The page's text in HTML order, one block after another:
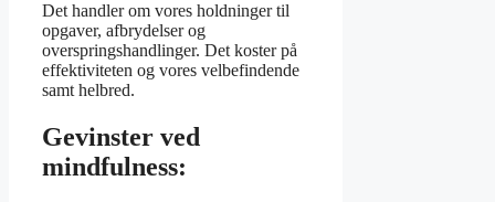
Det handler om vores holdninger til
opgaver, afbrydelser og
overspringshandlinger. Det koster på
effektiviteten og vores velbefindende
samt helbred.
Gevinster ved
mindfulness: